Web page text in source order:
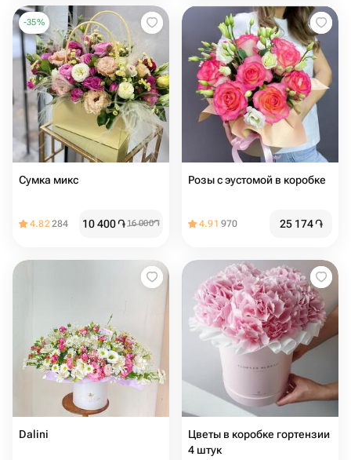
-35%
Сумка микс
4.82284 10 400֏16 000֏
Розы с эустомой в коробке
4.91 970 25 174֏
Dalini
Цветы в коробке гортензии
4 штук